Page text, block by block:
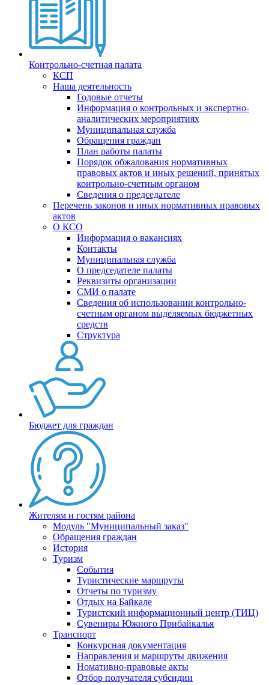
Контрольно-счетная палата
КСП
Наша деятельность
Годовые отчеты
Информация о контрольных и экспертно-
аналитических мероприятиях
Муниципальная служба
Обращения граждан
План работы палаты
Порядок обжалования нормативных
правовых актов и иных решений, принятых
контрольно-счетным органом
Сведения о председателе
Перечень законов и иных нормативных правовых
актов
О КСО
Информация о вакансиях
Контакты
Муниципальная служба
О председателе палаты
Реквизиты организации
СМИ о палате
Сведения об использовании контрольно-
счетным органом выделяемых бюджетных
средств
Структура
Бюджет для граждан
Жителям и гостям района
Модуль "Муниципальный заказ"
Обращения граждан
История
Туризм
События
Туристические маршруты
Отчеты по туризму
Отдых на Байкале
Туристский информационный центр (ТИЦ)
Сувениры Южного Прибайкалья
Транспорт
Конкурсная документация
Направления и маршруты движения
Номативно-правовые акты
Отбор получателя субсидии